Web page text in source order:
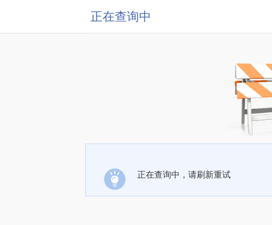
正在查询中
正在查询中，请刷新重试